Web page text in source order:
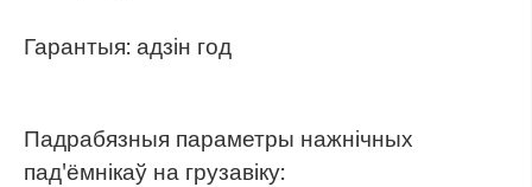
Гарантыя: адзін год
Падрабязныя параметры нажнічных
пад'ёмнікаў на грузавіку: